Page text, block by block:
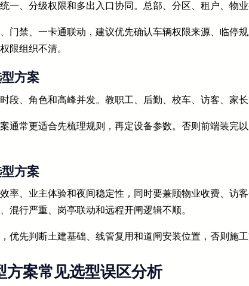
一、分级权限和多出入口协同。总部、分区、租户、物
门禁、一卡通联动，建议优先确认车辆权限来源、临停
限组织不清。
方案
段、角色和高峰并发。教职工、后勤、校车、访客、家
通常更适合先梳理规则，再定设备参数。否则前端装完
方案
率、业主体验和夜间稳定性，同时要兼顾物业收费、访
混行严重、岗亭联动和远程开闸逻辑不顺。
优先判断土建基础、线管复用和道闸安装位置，否则施
方案常见选型误区分析